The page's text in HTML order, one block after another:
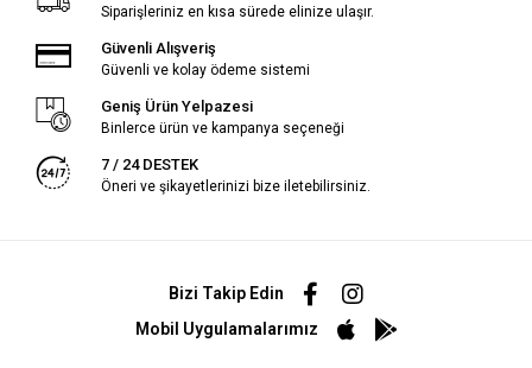
Siparişleriniz en kısa sürede elinize ulaşır.
Güvenli Alışveriş
Güvenli ve kolay ödeme sistemi
Geniş Ürün Yelpazesi
Binlerce ürün ve kampanya seçeneği
7 / 24 DESTEK
Öneri ve şikayetlerinizi bize iletebilirsiniz.
Bizi Takip Edin
Mobil Uygulamalarımız